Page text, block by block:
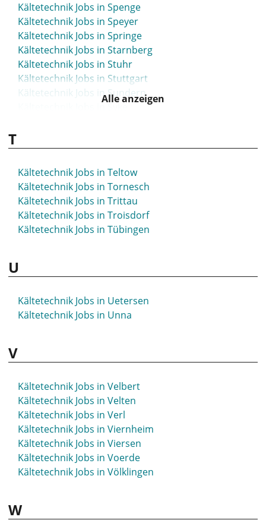
Kältetechnik Jobs in Spenge
Kältetechnik Jobs in Speyer
Kältetechnik Jobs in Springe
Kältetechnik Jobs in Starnberg
Kältetechnik Jobs in Stuhr
Kältetechnik Jobs in Stuttgart
Kältetechnik Jobs in Sundern
Alle anzeigen
T
Kältetechnik Jobs in Teltow
Kältetechnik Jobs in Tornesch
Kältetechnik Jobs in Trittau
Kältetechnik Jobs in Troisdorf
Kältetechnik Jobs in Tübingen
U
Kältetechnik Jobs in Uetersen
Kältetechnik Jobs in Unna
V
Kältetechnik Jobs in Velbert
Kältetechnik Jobs in Velten
Kältetechnik Jobs in Verl
Kältetechnik Jobs in Viernheim
Kältetechnik Jobs in Viersen
Kältetechnik Jobs in Voerde
Kältetechnik Jobs in Völklingen
W